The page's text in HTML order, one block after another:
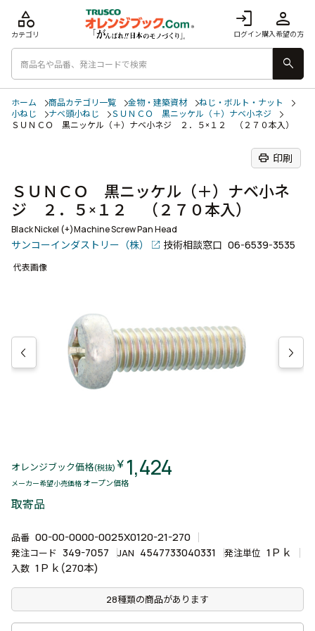
login
ログイン
person
購入希望の方
category
カテゴリ
search
ホーム 商品カテゴリ一覧 金物・建築資材
ねじ・ボルト・ナット
小ねじ
ナベ頭小ねじ
ＳＵＮＣＯ 黒ニッケル（＋）ナベ小ネジ
ＳＵＮＣＯ 黒ニッケル（＋）ナベ小ネジ ２．５×１２ （２７０本入）
print 印刷
ＳＵＮＣＯ 黒ニッケル（＋）ナベ小ネ
ジ ２．５×１２ （２７０本入）
Black Nickel (+)Machine Screw Pan Head
サンコーインダストリー（株） 技術相談窓口 06-6539-3535
代表画像
オレンジブック価格(税抜) ￥ 1,424
メーカー希望小売価格 オープン価格
取寄品
品番 00-00-0000-0025X0120-21-270
発注コード 349-7057 JAN 4547733040331 発注単位 1Ｐｋ
入数 1Ｐｋ(270本)
28種類の商品があります